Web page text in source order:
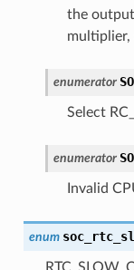
the
multiplier,
enumerator
Select
enumerator
Invalid
enum